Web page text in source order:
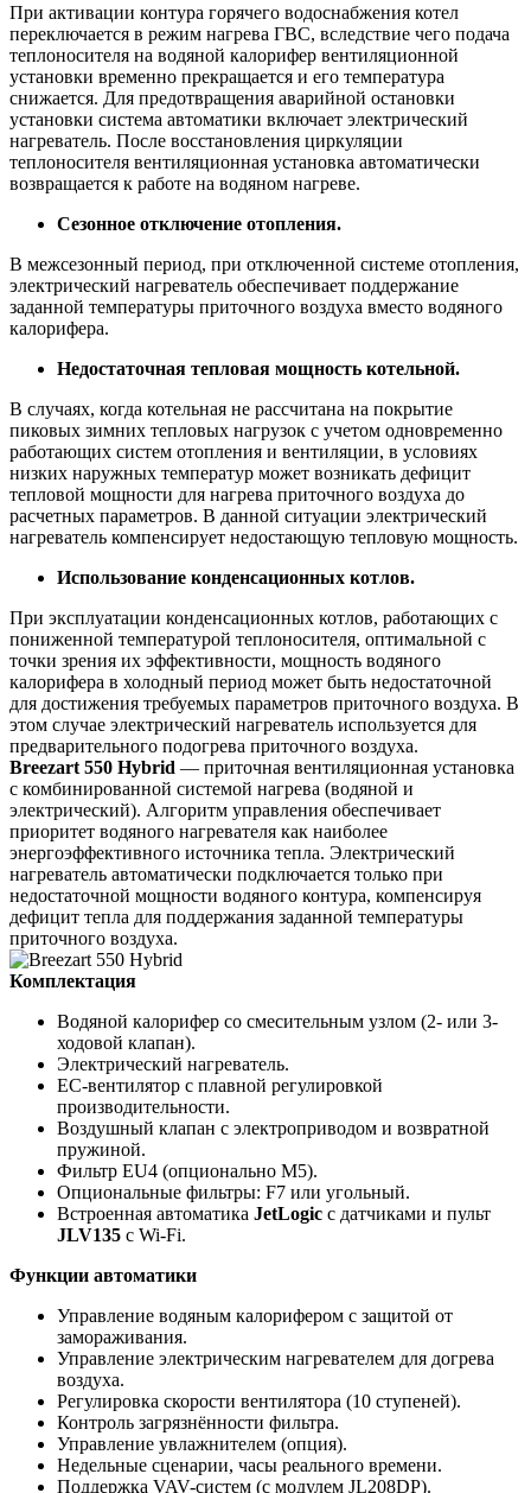
При активации контура горячего водоснабжения котел
переключается в режим нагрева ГВС, вследствие чего подача
теплоносителя на водяной калорифер вентиляционной
установки временно прекращается и его температура
снижается. Для предотвращения аварийной остановки
установки система автоматики включает электрический
нагреватель. После восстановления циркуляции
теплоносителя вентиляционная установка автоматически
возвращается к работе на водяном нагреве.
Сезонное отключение отопления.
В межсезонный период, при отключенной системе отопления,
электрический нагреватель обеспечивает поддержание
заданной температуры приточного воздуха вместо водяного
калорифера.
Недостаточная тепловая мощность котельной.
В случаях, когда котельная не рассчитана на покрытие
пиковых зимних тепловых нагрузок с учетом одновременно
работающих систем отопления и вентиляции, в условиях
низких наружных температур может возникать дефицит
тепловой мощности для нагрева приточного воздуха до
расчетных параметров. В данной ситуации электрический
нагреватель компенсирует недостающую тепловую мощность.
Использование конденсационных котлов.
При эксплуатации конденсационных котлов, работающих с
пониженной температурой теплоносителя, оптимальной с
точки зрения их эффективности, мощность водяного
калорифера в холодный период может быть недостаточной
для достижения требуемых параметров приточного воздуха. В
этом случае электрический нагреватель используется для
предварительного подогрева приточного воздуха.
Breezart 550 Hybrid — приточная вентиляционная установка
с комбинированной системой нагрева (водяной и
электрический). Алгоритм управления обеспечивает
приоритет водяного нагревателя как наиболее
энергоэффективного источника тепла. Электрический
нагреватель автоматически подключается только при
недостаточной мощности водяного контура, компенсируя
дефицит тепла для поддержания заданной температуры
приточного воздуха.
Комплектация
Водяной калорифер со смесительным узлом (2- или 3-
ходовой клапан).
Электрический нагреватель.
EC-вентилятор с плавной регулировкой
производительности.
Воздушный клапан с электроприводом и возвратной
пружиной.
Фильтр EU4 (опционально M5).
Опциональные фильтры: F7 или угольный.
Встроенная автоматика JetLogic с датчиками и пульт
JLV135 с Wi-Fi.
Функции автоматики
Управление водяным калорифером с защитой от
замораживания.
Управление электрическим нагревателем для догрева
воздуха.
Регулировка скорости вентилятора (10 ступеней).
Контроль загрязнённости фильтра.
Управление увлажнителем (опция).
Недельные сценарии, часы реального времени.
Поддержка VAV-систем (с модулем JL208DP).